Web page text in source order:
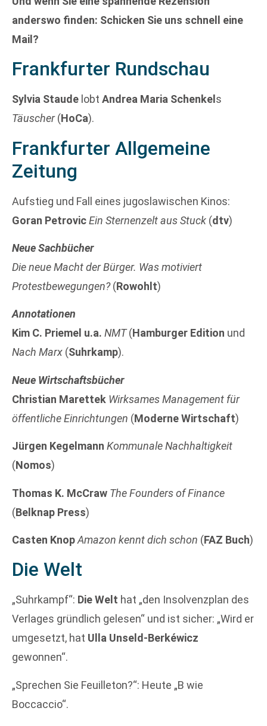
anderswo finden: Schicken Sie uns schnell eine
Mail?
Frankfurter Rundschau
Sylvia Staude lobt Andrea Maria Schenkel s
Täuscher(HoCa).
Frankfurter Allgemeine
Zeitung
Aufstieg und Fall eines jugoslawischen Kinos:
Goran PetrovicEin Sternenzelt aus Stuck (dtv)
Neue Sachbücher
Die neue Macht der Bürger. Was motiviert
Protestbewegungen?(Rowohlt)
Annotationen
Kim C. Priemel u.a. NMT(Hamburger Edition und
Nach Marx (Suhrkamp).
Neue Wirtschaftsbücher
Christian Marettek Wirksames Management für
öffentliche Einrichtungen (Moderne Wirtschaft)
Jürgen Kegelmann Kommunale Nachhaltigkeit
(Nomos)
Thomas K. McCraw The Founders of Finance
(Belknap Press)
Casten KnopAmazon kennt dich schon (FAZ Buch)
Die Welt
„Suhrkampf“: Die Welt hat „den Insolvenzplan des
Verlages gründlich gelesen“ und ist sicher: „Wird er
umgesetzt, hat Ulla Unseld-Berkéwicz
gewonnen“.
„Sprechen Sie Feuilleton?“: Heute „B wie
Boccaccio“.